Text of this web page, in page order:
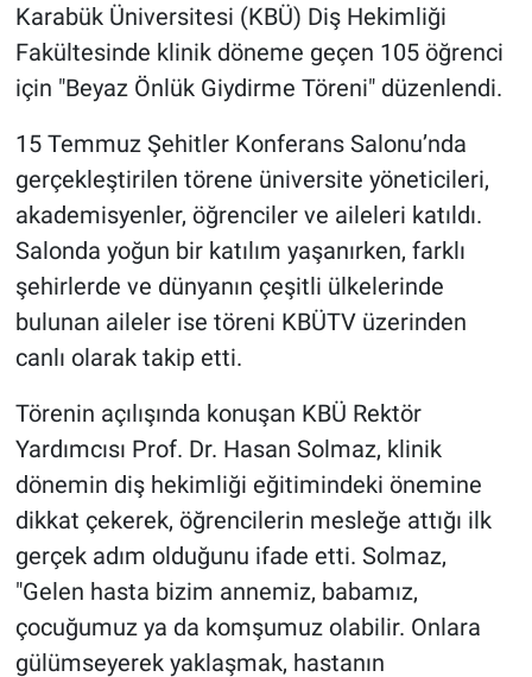
Karabük Üniversitesi (KBÜ) Diş Hekimliği
Fakültesinde klinik döneme geçen 105 öğrenci
için "Beyaz Önlük Giydirme Töreni" düzenlendi.
15 Temmuz Şehitler Konferans Salonu’nda
gerçekleştirilen törene üniversite yöneticileri,
akademisyenler, öğrenciler ve aileleri katıldı.
Salonda yoğun bir katılım yaşanırken, farklı
şehirlerde ve dünyanın çeşitli ülkelerinde
bulunan aileler ise töreni KBÜTV üzerinden
canlı olarak takip etti.
Törenin açılışında konuşan KBÜ Rektör
Yardımcısı Prof. Dr. Hasan Solmaz, klinik
dönemin diş hekimliği eğitimindeki önemine
dikkat çekerek, öğrencilerin mesleğe attığı ilk
gerçek adım olduğunu ifade etti. Solmaz,
"Gelen hasta bizim annemiz, babamız,
çocuğumuz ya da komşumuz olabilir. Onlara
gülümseyerek yaklaşmak, hastanın